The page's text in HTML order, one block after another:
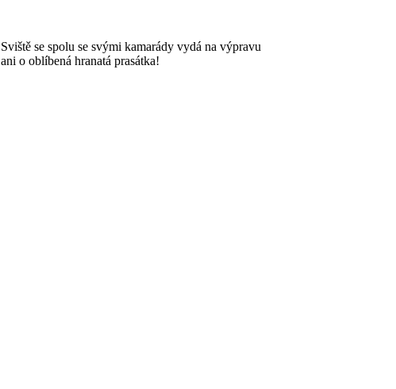
Svište ̌ se spolu se svými kamarády vyda ́ na výpravu
̌ ani o oblíbena ́ hranatá prasátka!